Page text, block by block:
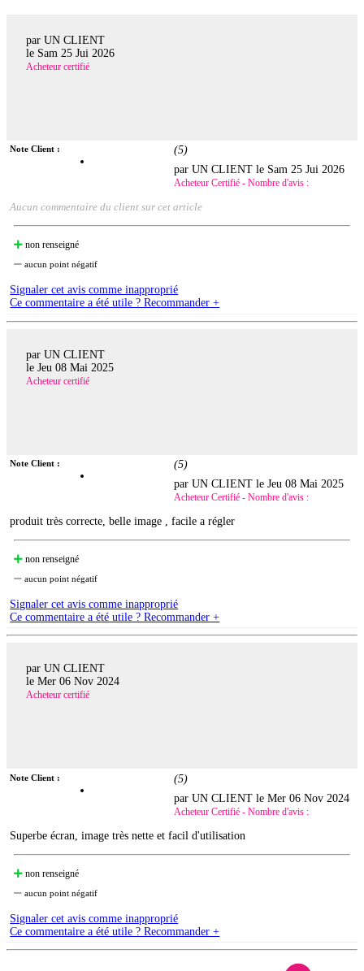
par UN CLIENT
le Sam 25 Jui 2026
Acheteur certifié
Note Client : (5)
par UN CLIENT le Sam 25 Jui 2026
Acheteur Certifié - Nombre d'avis :
Aucun commentaire du client sur cet article
non renseigné
aucun point négatif
Signaler cet avis comme inapproprié
Ce commentaire a été utile ? Recommander +
par UN CLIENT
le Jeu 08 Mai 2025
Acheteur certifié
Note Client : (5)
par UN CLIENT leJeu 08 Mai 2025
Acheteur Certifié - Nombre d'avis :
produit très correcte, belle image , facile a régler
non renseigné
aucun point négatif
Signaler cet avis comme inapproprié
Ce commentaire a été utile ? Recommander +
par UN CLIENT
le Mer 06 Nov 2024
Acheteur certifié
Note Client : (5)
par UN CLIENT leMer 06 Nov 2024
Acheteur Certifié - Nombre d'avis :
Superbe écran, image très nette et facil d'utilisation
non renseigné
aucun point négatif
Signaler cet avis comme inapproprié
Ce commentaire a été utile ? Recommander +